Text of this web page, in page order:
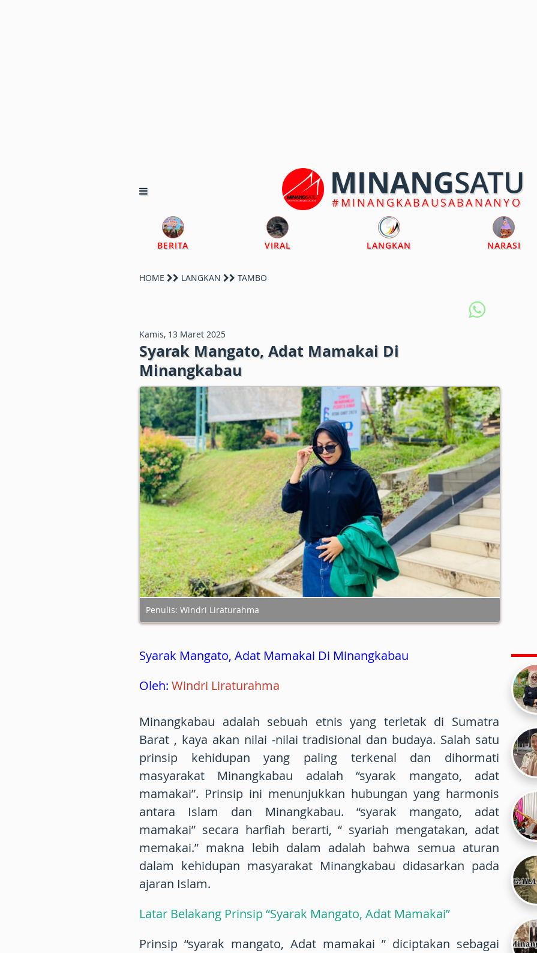
MINANGSATU
#MINANGKABAUSABANANYO
BERITA VIRAL LANGKAN NARASI
HOME LANGKAN TAMBO
Kamis, 13 Maret 2025
Syarak Mangato, Adat Mamakai Di
Minangkabau
Penulis: Windri Liraturahma
Syarak Mangato, Adat Mamakai Di Minangkabau
Oleh: Windri Liraturahma
Minangkabau adalah sebuah etnis yang terletak di Sumatra
Barat , kaya akan nilai -nilai tradisional dan budaya. Salah satu
prinsip kehidupan yang paling terkenal dan dihormati
masyarakat Minangkabau adalah “syarak mangato, adat
mamakai”. Prinsip ini menunjukkan hubungan yang harmonis
antara Islam dan Minangkabau. “syarak mangato, adat
mamakai” secara harfiah berarti, “ syariah mengatakan, adat
memakai.” makna lebih dalam adalah bahwa semua aturan
dalam kehidupan masyarakat Minangkabau didasarkan pada
ajaran Islam.
Latar Belakang Prinsip “Syarak Mangato, Adat Mamakai”
Prinsip “syarak mangato, Adat mamakai ” diciptakan sebagai